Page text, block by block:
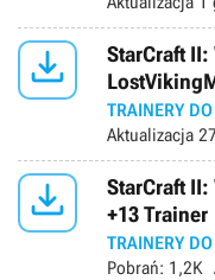

StarCraft
TRAINERY
Aktualizacja

StarCraft
+13 Trainer
TRAINERY
Pobrań: 1,2K